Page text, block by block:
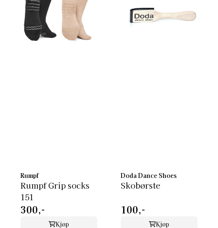
Rumpf
Rumpf Grip socks
151
300,-
Kjøp
Doda Dance Shoes
Skobørste
100,-
Kjøp